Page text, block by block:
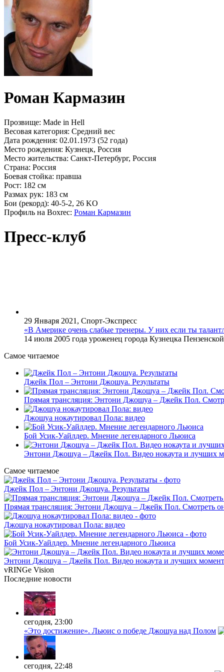
Роман Кармазин
Прозвище: Made in Hell
Весовая категория: Средний вес
Дата рождения: 02.01.1973 (52 года)
Место рождения: Кузнецк, Россия
Место жительства: Санкт-Петербург, Россия
Страна: Россия
Боевая стойка: правша
Рост: 182 см
Размах рук: 183 см
Бои (рекорд): 40-5-2, 26 KO
Профиль на Boxrec: Роман Кармазин
Пресс-клуб
29 Января 2021, Спорт-Экспресс
«В Америке очень слабые тренеры. У них если ты
14 июля 2005 года уроженец города Кузнецка
Самое читаемое
Джейк Пол – Энтони Джошуа. Результаты
Прямая трансляция: Энтони Джошуа – Джейк Пол.
Джошуа нокаутировал Пола: видео
Бой Усик-Уайлдер. Мнение легендарного Льюиса
Энтони Джошуа – Джейк Пол. Видео нокаута и лучших
Самое читаемое
Джейк Пол – Энтони Джошуа. Результаты
Прямая трансляция: Энтони Джошуа – Джейк Пол. Смотреть
Джошуа нокаутировал Пола: видео
Бой Усик-Уайлдер. Мнение легендарного Льюиса
Энтони Джошуа – Джейк Пол. Видео нокаута и лучших
vRINGe Vision
Последние новости
сегодня, 23:00
«Это достижение». Льюис о победе Джошуа над Полом
сегодня, 22:48